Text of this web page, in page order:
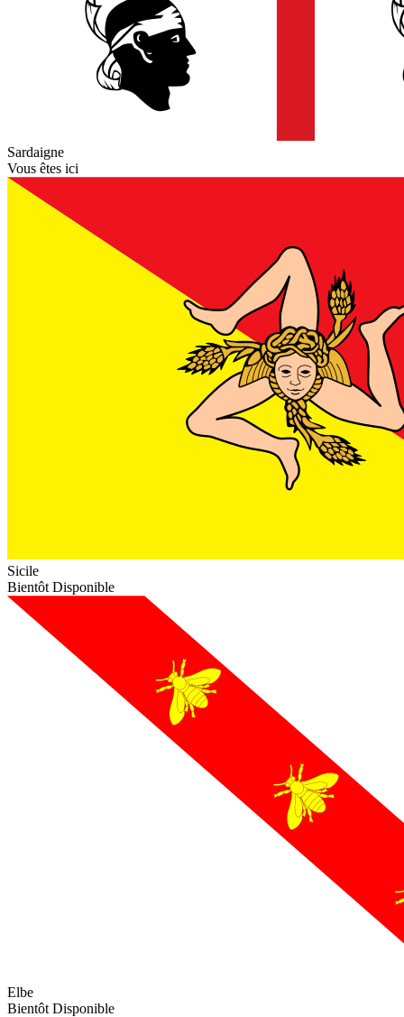
Sardaigne
Vous êtes ici
Sicile
Bientôt Disponible
Elbe
Bientôt Disponible